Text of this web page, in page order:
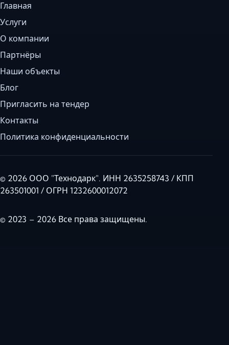
Главная
Услуги
О компании
Партнёры
Наши объекты
Блог
Пригласить на тендер
Контакты
Политика конфиденциальности
© 2026 ООО "Технодарк". ИНН 2635258743 / КПП
263501001 / ОГРН 1232600012072
© 2023 – 2026 Все права защищены.